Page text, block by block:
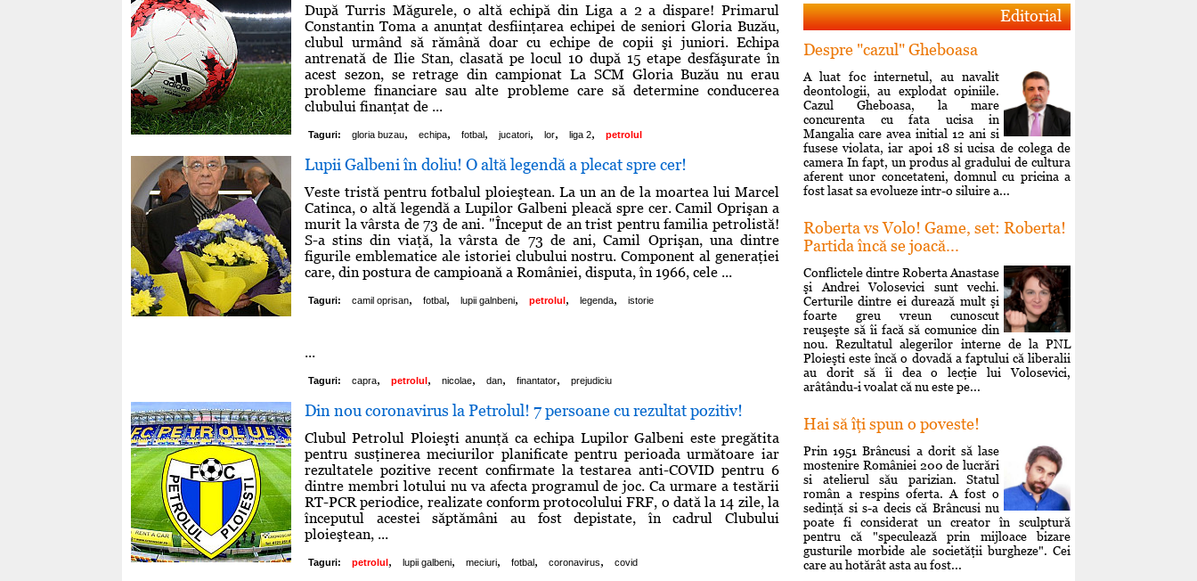
După Turris Măgurele, o altă echipă din Liga a 2 a dispare! Primarul
Constantin Toma a anunţat desfiinţarea echipei de seniori Gloria Buzău,
clubul urmând să rămână doar cu echipe de copii şi juniori. Echipa
antrenată de Ilie Stan, clasată pe locul 10 după 15 etape desfăşurate în
acest sezon, se retrage din campionat La SCM Gloria Buzău nu erau
probleme financiare sau alte probleme care să determine conducerea
clubului finanţat de ...
Taguri: gloria buzau, echipa, fotbal, jucatori, lor, liga 2, petrolul
Lupii Galbeni în doliu! O altă legendă a plecat spre cer!
Veste tristă pentru fotbalul ploieştean. La un an de la moartea lui Marcel
Catinca, o altă legendă a Lupilor Galbeni pleacă spre cer. Camil Oprişan a
murit la vârsta de 73 de ani. "Început de an trist pentru familia petrolistă!
S-a stins din viaţă, la vârsta de 73 de ani, Camil Oprişan, una dintre
figurile emblematice ale istoriei clubului nostru. Component al generaţiei
care, din postura de campioană a României, disputa, în 1966, cele ...
Taguri: camil oprisan, fotbal, lupii galnbeni, petrolul, legenda, istorie
...
Taguri: capra, petrolul, nicolae, dan, finantator, prejudiciu
Din nou coronavirus la Petrolul! 7 persoane cu rezultat pozitiv!
Clubul Petrolul Ploieşti anunţă ca echipa Lupilor Galbeni este pregătita
pentru susţinerea meciurilor planificate pentru perioada următoare iar
rezultatele pozitive recent confirmate la testarea anti-COVID pentru 6
dintre membri lotului nu va afecta programul de joc. Ca urmare a testării
RT-PCR periodice, realizate conform protocolului FRF, o dată la 14 zile, la
începutul acestei săptămâni au fost depistate, în cadrul Clubului
ploieştean, ...
Taguri: petrolul, lupii galbeni, meciuri, fotbal, coronavirus, covid
Editorial
Despre "cazul" Gheboasa
A luat foc internetul, au navalit
deontologii, au explodat opiniile.
Cazul Gheboasa, la mare
concurenta cu fata ucisa in
Mangalia care avea initial 12 ani si
fusese violata, iar apoi 18 si ucisa de colega de
camera In fapt, un produs al gradului de cultura
aferent unor concetateni, domnul cu pricina a
fost lasat sa evolueze intr-o siluire a...
Roberta vs Volo! Game, set: Roberta!
Partida încă se joacă...
Conflictele dintre Roberta Anastase
şi Andrei Volosevici sunt vechi.
Certurile dintre ei durează mult şi
foarte greu vreun cunoscut
reuşeşte să îi facă să comunice din
nou. Rezultatul alegerilor interne de la PNL
Ploieşti este încă o dovadă a faptului că liberalii
au dorit să îi dea o lecţie lui Volosevici,
arâtându-i voalat că nu este pe...
Hai să îţi spun o poveste!
Prin 1951 Brâncusi a dorit să lase
mostenire României 200 de lucrări
si atelierul său parizian. Statul
român a respins oferta. A fost o
sedinţă si s-a decis că Brâncusi nu
poate fi considerat un creator în sculptură
pentru că "speculează prin mijloace bizare
gusturile morbide ale societăţii burgheze". Cei
care au hotărât asta au fost...